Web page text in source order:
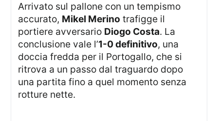
Arrivato sul pallone con un tempismo
accurato, Mikel Merino trafigge il
portiere avversario Diogo Costa. La
conclusione vale l’1-0 definitivo, una
doccia fredda per il Portogallo, che si
ritrova a un passo dal traguardo dopo
una partita fino a quel momento senza
rotture nette.